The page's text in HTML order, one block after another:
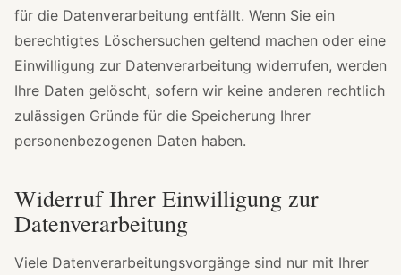
für die Datenverarbeitung entfällt. Wenn Sie ein
berechtigtes Löschersuchen geltend machen oder eine
Einwilligung zur Datenverarbeitung widerrufen, werden
Ihre Daten gelöscht, sofern wir keine anderen rechtlich
zulässigen Gründe für die Speicherung Ihrer
personenbezogenen Daten haben.
Widerruf Ihrer Einwilligung zur
Datenverarbeitung
Viele Datenverarbeitungsvorgänge sind nur mit Ihrer